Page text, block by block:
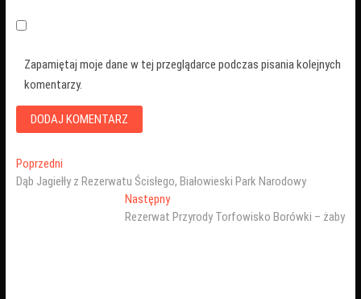
Zapamiętaj moje dane w tej przeglądarce podczas pisania kolejnych
komentarzy.
Nawigacja
wpisu
PoprzedniPoprzedni
wpis:
Dąb Jagiełły z Rezerwatu Ścisłego, Białowieski Park Narodowy
NastępnyNastępny
wpis:
Rezerwat Przyrody Torfowisko Borówki – żaby